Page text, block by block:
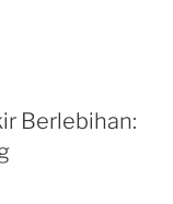
Berlebihan: